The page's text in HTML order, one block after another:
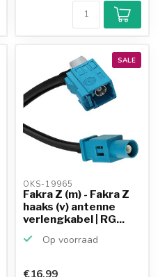
SALE
OKS-19965
Fakra Z (m) - Fakra Z
haaks (v) antenne
verlengkabel | RG...
Op voorraad